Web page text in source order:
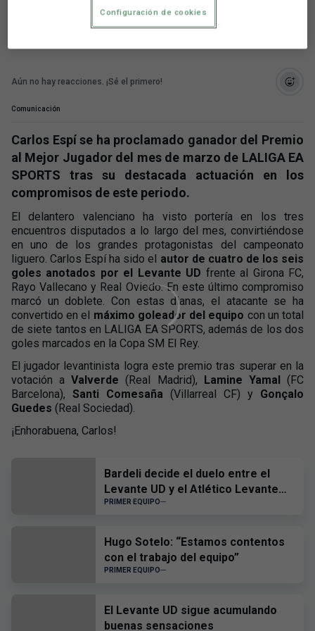
Aún no hay reacciones. ¡Sé el primero!
Comunicación
Carlos Espí se ha proclamado ganador del Premio
al Mejor Jugador del mes de marzo de LALIGA EA
SPORTS tras su destacada actuación en los
compromisos de este periodo.
El delantero valenciano ha visto portería en los tres
encuentros disputados a lo largo del mes, convirtiéndose
en uno de los grandes protagonistas del campeonato
liguero. Carlos Espí ha sido el autor de cuatro de los seis
goles anotados por el Levante UD frente al Girona FC,
Rayo Vallecano y Real Oviedo. En este último compromiso
marcó un doblete. Con estas dianas, el atacante se ha
convertido en el máximo goleador del equipo con un total
de siete tantos en LALIGA EA SPORTS, además de los dos
goles marcados en la Copa SM El Rey.
El jugador levantinista logra este premio tras superar en la
votación aValverde(Real Madrid), Lamine Yamal(FC
Barcelona), Santi Comesaña (Villarreal CF) y Gonçalo
Guedes (Real Sociedad).
¡Enhorabuena, Carlos!
Bardeli decide el duelo entre el
Levante UD y el Atlético Levante
UD
PRIMER EQUIPO
Hugo Sotelo: “Estamos contentos
con el trabajo del equipo”
PRIMER EQUIPO
El Levante UD sigue acumulando
buenas sensaciones
Configuración de cookies